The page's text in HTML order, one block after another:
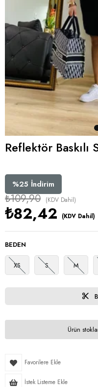
Reflektör Baskılı
%25 İndirim
₺109,90 (KDV Dahil)
₺82,42 (KDV Dahil)
BEDEN
XS S M
Ürün
Favorilere Ekle
İstek Listeme Ekle